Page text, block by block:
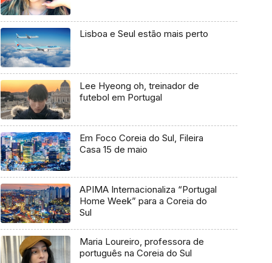
Lisboa e Seul estão mais perto
Lee Hyeong oh, treinador de
futebol em Portugal
Em Foco Coreia do Sul, Fileira
Casa 15 de maio
APIMA Internacionaliza “Portugal
Home Week” para a Coreia do
Sul
Maria Loureiro, professora de
português na Coreia do Sul